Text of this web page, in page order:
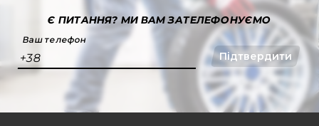
Є ПИТАННЯ?МИ ВАМ ЗАТЕЛЕФОНУЄМО
Ваш телефон
+38 Підтвердити